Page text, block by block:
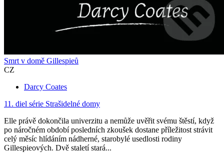
Smrt v domě Gillespieů
CZ
Darcy Coates
11. diel série Strašidelné domy
Elle právě dokončila univerzitu a nemůže uvěřit svému štěstí, když
po náročném období posledních zkoušek dostane příležitost strávit
celý měsíc hlídáním nádherné, starobylé usedlosti rodiny
Gillespieových. Dvě staletí stará...